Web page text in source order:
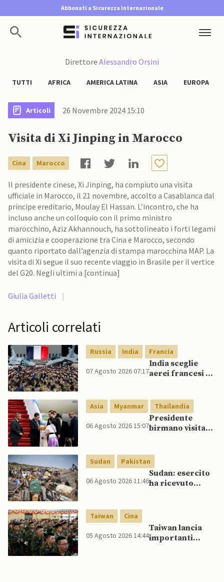
Abbonati a Sicurezza Internazionale
Direttore Alessandro Orsini
TUTTI AFRICA AMERICA LATINA ASIA EUROPA
Articoli 26 Novembre 2024 15:10
Visita di Xi Jinping in Marocco
Cina Marocco
Il presidente cinese, Xi Jinping, ha compiuto una visita
ufficiale in Marocco, il 21 novembre, accolto a Casablanca dal
principe ereditario, Moulay El Hassan. L’incontro, che ha
incluso anche un colloquio con il primo ministro
marocchino, Aziz Akhannouch, ha sottolineato i forti legami
di amicizia e cooperazione tra Cina e Marocco, secondo
quanto riportato dall’agenzia di stampa marocchina MAP. La
visita di Xi segue il suo recente viaggio in Brasile per il vertice
del G20. Negli ultimi a [continua]
Giulia Galletti |
Articoli correlati
Russia India Francia
07 Agosto 2026 07:17
India sceglie
aerei francesi e
nazionale,
rifiutando
offerta di Su-57
da parte di Putin
Asia Myanmar Thailandia
06 Agosto 2026 15:07
Presidente
birmano visita
Myanmar ad
ASEAN
Sudan Pakistan
06 Agosto 2026 11:46
Sudan: esercito
ha ricevuto
Taiwan Cina
05 Agosto 2026 14:44
Taiwan lancia
importanti